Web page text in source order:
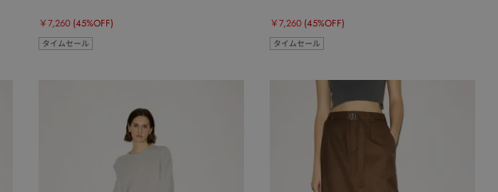
￥7,260 (45%OFF)
タイムセール
￥7,260 (45%OFF)
タイムセール